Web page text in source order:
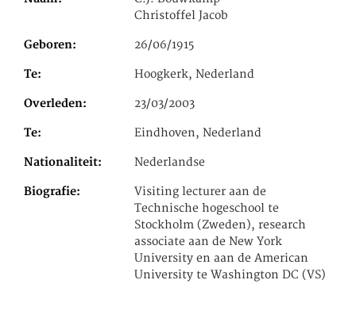
Christoffel Jacob
Geboren 26/06/1915
Te Hoogkerk, Nederland
Overleden 23/03/2003
Te Eindhoven, Nederland
Nationaliteit Nederlandse
Biografie
Visiting lecturer aan de
Technische hogeschool te
Stockholm (Zweden), research
associate aan de New York
University en aan de American
University te Washington DC (VS)